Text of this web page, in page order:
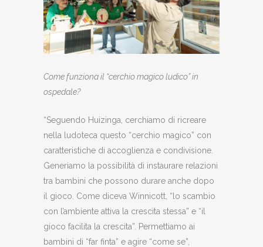
Come funziona il “cerchio magico ludico” in
ospedale?
“Seguendo Huizinga, cerchiamo di ricreare
nella ludoteca questo “cerchio magico” con
caratteristiche di accoglienza e condivisione.
Generiamo la possibilità di instaurare relazioni
tra bambini che possono durare anche dopo
il gioco. Come diceva Winnicott, “lo scambio
con l’ambiente attiva la crescita stessa” e “il
gioco facilita la crescita”. Permettiamo ai
bambini di “far finta” e agire “come se”,